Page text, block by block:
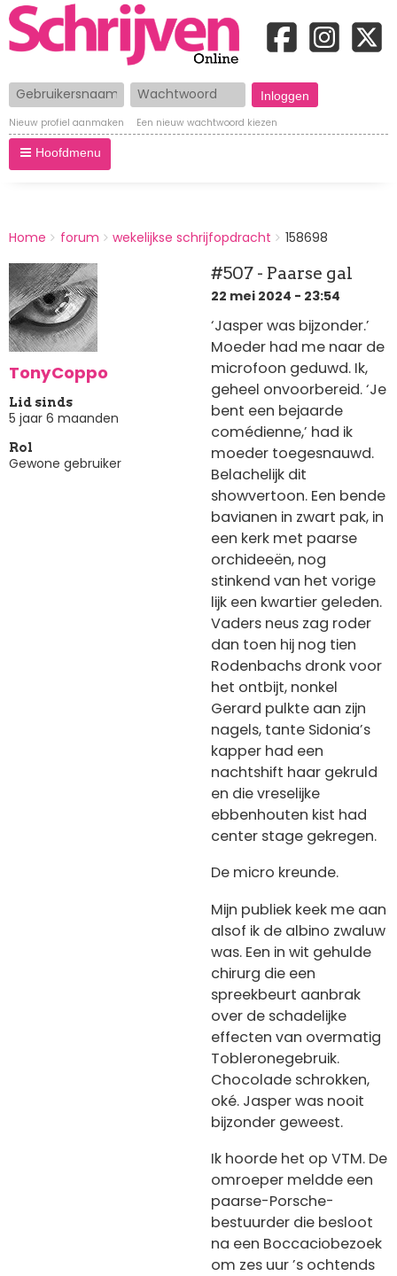
Gebruikersnaam Wachtwoord
Nieuw profiel aanmaken Een nieuw wachtwoord kiezen
Hoofdmenu
BREADCRUMBS
You
here:
Home forum wekelijkse schrijfopdracht 158698
TonyCoppo
Lid sinds
5 jaar 6 maanden
Rol
Gewone gebruiker
#507 - Paarse gal
22 mei 2024 - 23:54
‘Jasper was bijzonder.’
Moeder had me naar de
microfoon geduwd. Ik,
geheel onvoorbereid. ‘Je
bent een bejaarde
comédienne,’ had ik
moeder toegesnauwd.
Belachelijk dit
showvertoon. Een bende
bavianen in zwart pak, in
een kerk met paarse
orchideeën, nog
stinkend van het vorige
lijk een kwartier geleden.
Vaders neus zag roder
dan toen hij nog tien
Rodenbachs dronk voor
het ontbijt, nonkel
Gerard pulkte aan zijn
nagels, tante Sidonia’s
kapper had een
nachtshift haar gekruld
en die vreselijke
ebbenhouten kist had
center stage gekregen.
De micro kreunde.
Mijn publiek keek me aan
alsof ik de albino zwaluw
was. Een in wit gehulde
chirurg die een
spreekbeurt aanbrak
over de schadelijke
effecten van overmatig
Tobleronegebruik.
Chocolade schrokken,
oké. Jasper was nooit
bijzonder geweest.
Ik hoorde het op VTM. De
omroeper meldde een
paarse-Porsche-
bestuurder die besloot
na een Boccaciobezoek
om zes uur ’s ochtends